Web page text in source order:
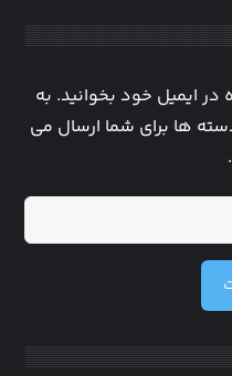
در ایمیل خود بخوانید. به
ها برای شما ارسال می